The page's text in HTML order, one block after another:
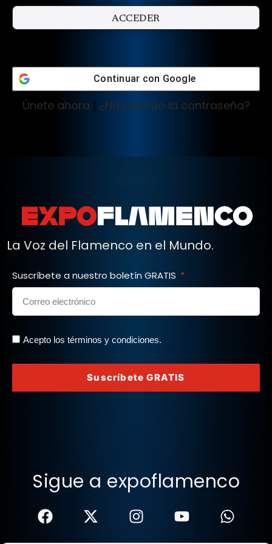
Continuar con Google
Únete ahora | ¿Ha perdido la contraseña?
La Voz del Flamenco en el Mundo.
Suscríbete a nuestro boletín GRATIS
Acepto los términos y condiciones.
Suscríbete GRATIS
Sigue a expoflamenco